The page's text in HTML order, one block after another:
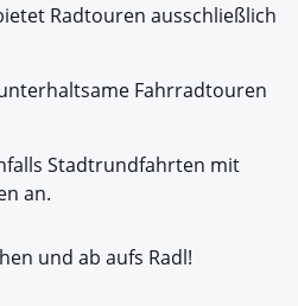
Radtouren ausschließlich
Fahrradtouren
Stadtrundfahrten mit
an.
und ab aufs Radl!